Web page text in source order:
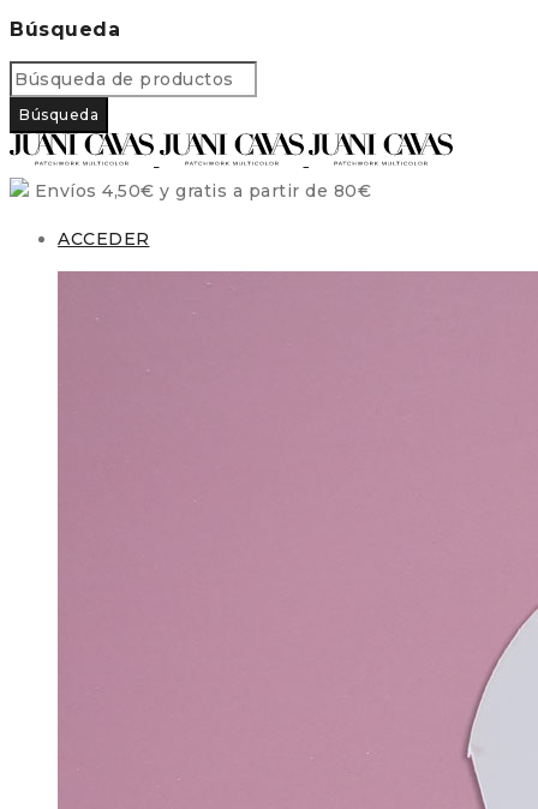
Búsqueda
Envíos 4,50€ y gratis a partir de 80€
ACCEDER